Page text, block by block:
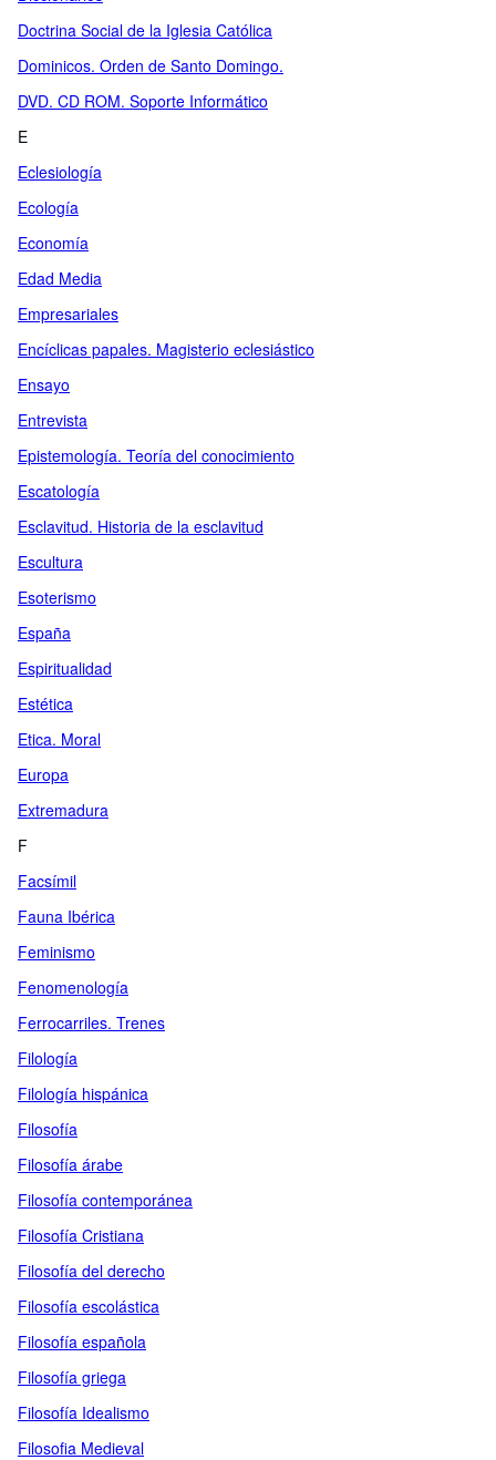
Doctrina Social de la Iglesia Católica
Dominicos. Orden de Santo Domingo.
DVD. CD ROM. Soporte Informático
E
Eclesiología
Ecología
Economía
Edad Media
Empresariales
Encíclicas papales. Magisterio eclesiástico
Ensayo
Entrevista
Epistemología. Teoría del conocimiento
Escatología
Esclavitud. Historia de la esclavitud
Escultura
Esoterismo
España
Espiritualidad
Estética
Etica. Moral
Europa
Extremadura
F
Facsímil
Fauna Ibérica
Feminismo
Fenomenología
Ferrocarriles. Trenes
Filología
Filología hispánica
Filosofía
Filosofía árabe
Filosofía contemporánea
Filosofía Cristiana
Filosofía del derecho
Filosofía escolástica
Filosofía española
Filosofía griega
Filosofía Idealismo
Filosofia Medieval